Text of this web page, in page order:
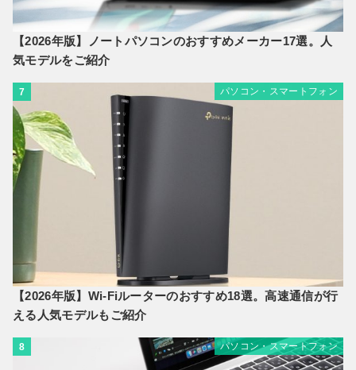
【2026年版】ノートパソコンのおすすめメーカー17選。人
気モデルをご紹介
7 パソコン・スマートフォン
【2026年版】Wi-Fiルーターのおすすめ18選。高速通信が行
える人気モデルもご紹介
8 パソコン・スマートフォン